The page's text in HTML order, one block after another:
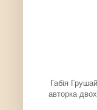
Габія
авторка